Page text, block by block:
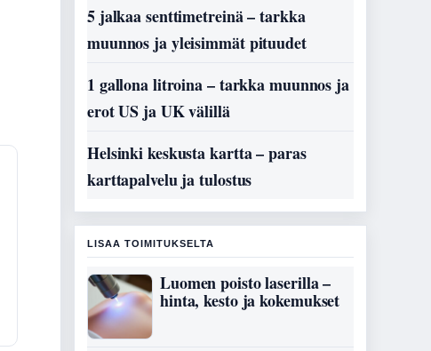
5 jalkaa senttimetreinä – tarkka
muunnos ja yleisimmät pituudet
1 gallona litroina – tarkka muunnos ja
erot US ja UK välillä
Helsinki keskusta kartta – paras
karttapalvelu ja tulostus
LISAA TOIMITUKSELTA
Luomen poisto laserilla –
hinta, kesto ja kokemukset